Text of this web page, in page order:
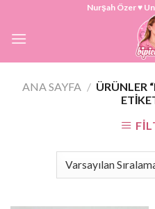
content
Nurşah Özer ♥
ANA SAYFA / ÜRÜNLER